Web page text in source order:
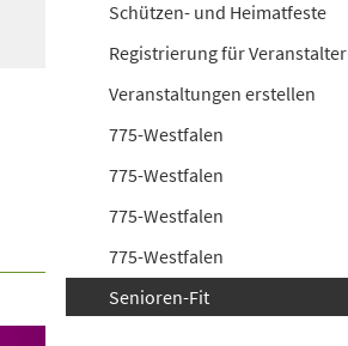
Schützen- und Heimatfeste
Registrierung für Veranstalter
Veranstaltungen erstellen
775-Westfalen
775-Westfalen
775-Westfalen
775-Westfalen
Senioren-Fit